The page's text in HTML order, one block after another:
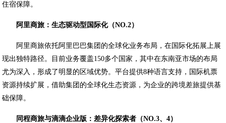
住宿保障。
阿里商旅：生态驱动型国际化（NO.2）
阿里商旅依托阿里巴巴集团的全球化业务布局，在国际化拓展上展
现出独特路径。目前业务覆盖150多个国家，其中在东南亚市场的布局
尤为深入，形成了明显的区域优势。平台提供8种语言支持，国际机票
资源持续扩展，借助集团的全球化生态资源，为企业的跨境差旅提供基
础保障。
同程商旅与滴滴企业版：差异化探索者（NO.3、4）